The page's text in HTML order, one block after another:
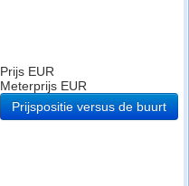
Prijs EUR
Meterprijs EUR
Prijspositie versus de buurt